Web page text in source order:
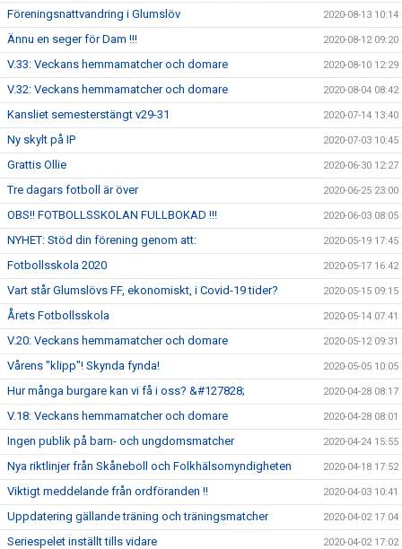
Föreningsnattvandring i Glumslöv 2020-08-13 10:14
Ännu en seger för Dam !!! 2020-08-12 09:20
V.33: Veckans hemmamatcher och domare 2020-08-10 12:29
V.32: Veckans hemmamatcher och domare 2020-08-04 08:42
Kansliet semesterstängt v29-31 2020-07-14 13:40
Ny skylt på IP 2020-07-03 10:45
Grattis Ollie 2020-06-30 12:27
Tre dagars fotboll är över 2020-06-25 23:00
OBS!! FOTBOLLSSKOLAN FULLBOKAD !!! 2020-06-03 08:05
NYHET: Stöd din förening genom att: 2020-05-19 17:45
Fotbollsskola 2020 2020-05-17 16:42
Vart står Glumslövs FF, ekonomiskt, i Covid-19 tider? 2020-05-15 09:15
Årets Fotbollsskola 2020-05-14 07:41
V.20: Veckans hemmamatcher och domare 2020-05-12 09:31
Vårens "klipp"! Skynda fynda! 2020-05-05 10:05
Hur många burgare kan vi få i oss? &#127828; 2020-04-28 08:17
V.18: Veckans hemmamatcher och domare 2020-04-28 08:01
Ingen publik på barn- och ungdomsmatcher 2020-04-24 15:55
Nya riktlinjer från Skåneboll och Folkhälsomyndigheten 2020-04-18 17:52
Viktigt meddelande från ordföranden !! 2020-04-03 10:41
Uppdatering gällande träning och träningsmatcher 2020-04-02 17:04
Seriespelet inställt tills vidare 2020-04-02 17:02